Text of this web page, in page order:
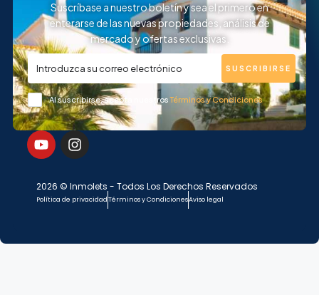
Suscríbase a nuestro boletín y sea el primero en
enterarse de las nuevas propiedades, análisis de
mercado y ofertas exclusivas.
Al suscribirse, acepta nuestrosTérminos y Condiciones
SUSCRIBIRSE
2026 © Inmolets - Todos Los Derechos Reservados
Política de privacidadTérminos y CondicionesAviso legal